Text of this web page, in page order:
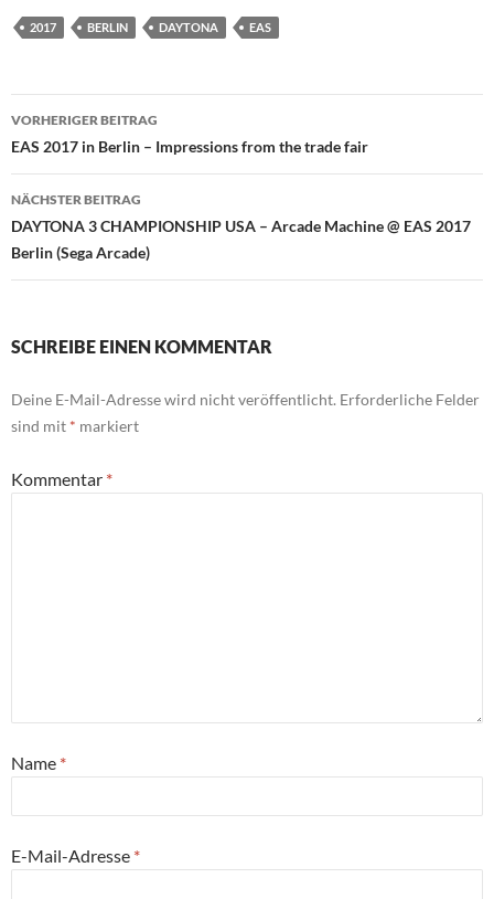
2017 BERLIN DAYTONA EAS
Beitragsnavigation
VORHERIGER BEITRAG
EAS 2017 in Berlin – Impressions from the trade fair
NÄCHSTER BEITRAG
DAYTONA 3 CHAMPIONSHIP USA – Arcade Machine @ EAS 2017
Berlin (Sega Arcade)
SCHREIBE EINEN KOMMENTAR
Deine E-Mail-Adresse wird nicht veröffentlicht. Erforderliche Felder
sind mit * markiert
Kommentar *
Name *
E-Mail-Adresse *